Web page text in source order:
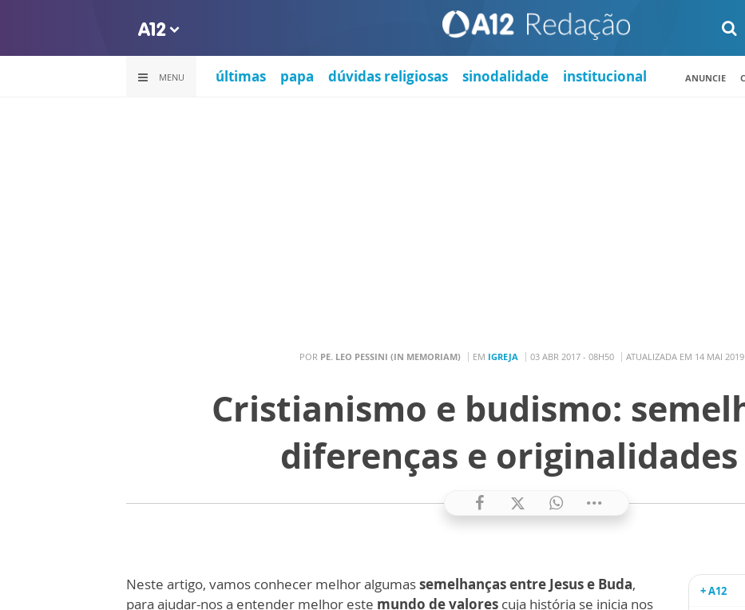
MENU últimas papa dúvidas religiosas sinodalidade institucional ANUNCIE
POR PE. LEO PESSINI (IN MEMORIAM) EM IGREJA 03 ABR 2017 - 08H50 ATUALIZADA EM 14 MAI
Cristianismo e budismo:
diferenças e originalidades
Neste artigo, vamos conhecer melhor algumassemelhanças entre Jesus e Buda,
para ajudar-nos a entender melhor este mundo de valores cuja história se inicia nos
+ A12